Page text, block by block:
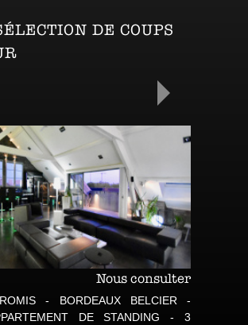
DE COUPS
Nous consulter
- BORDEAUX BELCIER -
DE STANDING - 3